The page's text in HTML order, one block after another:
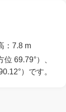
：7.8 m
位 69.79°）、
）です。